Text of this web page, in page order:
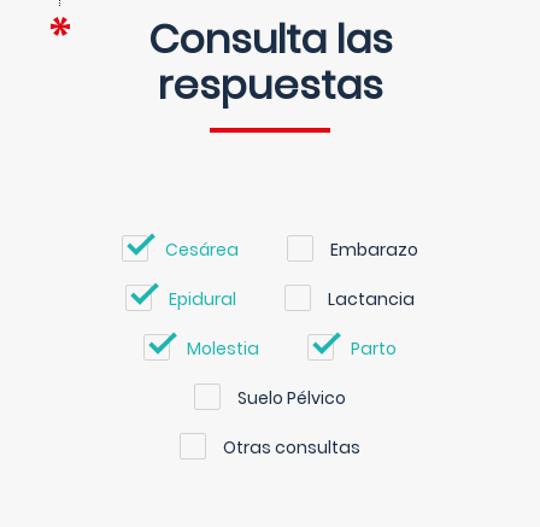
Consulta las
respuestas
Cesárea Embarazo
Epidural Lactancia
Molestia Parto
Suelo Pélvico
Otras consultas